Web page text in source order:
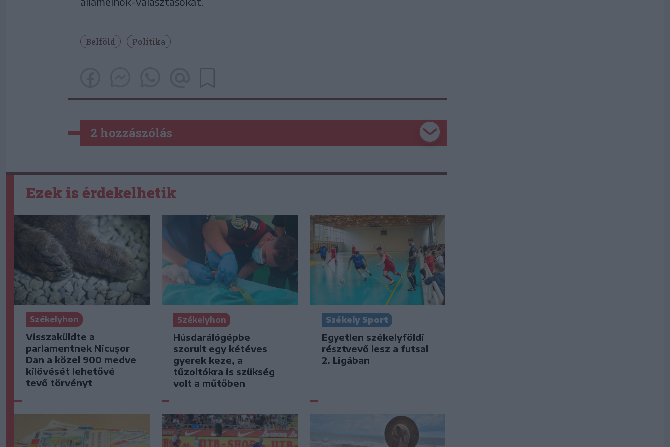
Belföld Politika
2 hozzászólás
Ezek is érdekelhetik
Székelyhon
Visszaküldte a
parlamentnek Nicușor
Dan a közel 900 medve
kilövését lehetővé
tevő törvényt
Székelyhon
Húsdarálógépbe
szorult egy kétéves
gyerek keze, a
tűzoltókra is szükség
volt a műtőben
Székely Sport
Egyetlen székelyföldi
résztvevő lesz a futsal
2. Ligában